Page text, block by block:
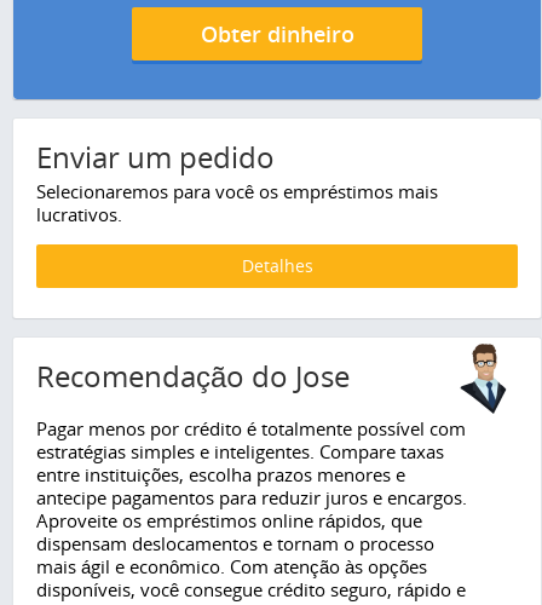
Obter dinheiro
Enviar um pedido
Selecionaremos para você os empréstimos mais
lucrativos.
Detalhes
Recomendação do Jose
Pagar menos por crédito é totalmente possível com
estratégias simples e inteligentes. Compare taxas
entre instituições, escolha prazos menores e
antecipe pagamentos para reduzir juros e encargos.
Aproveite os empréstimos online rápidos, que
dispensam deslocamentos e tornam o processo
mais ágil e econômico. Com atenção às opções
disponíveis, você consegue crédito seguro, rápido e